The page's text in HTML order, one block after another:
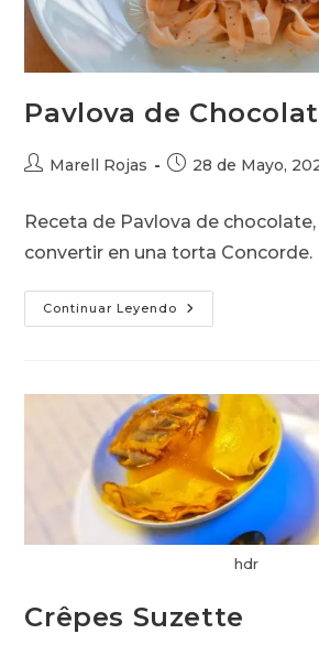
Pavlova de
Autor
entrada:
Marell Rojas
Publicación
entrada:
28 de Mayo,
Receta de Pavlova de
convertir en una torta Concorde.
Continuar Leyendo Pavlova
De
hdr
Crêpes Suzette